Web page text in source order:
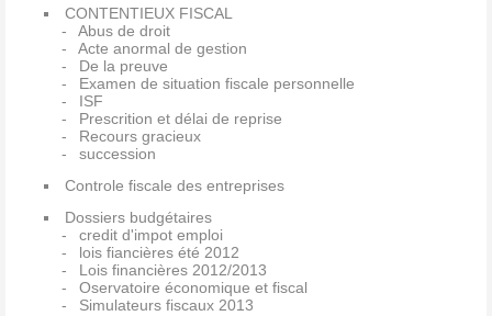
CONTENTIEUX FISCAL
Abus de droit
Acte anormal de gestion
De la preuve
Examen de situation fiscale personnelle
ISF
Prescrition et délai de reprise
Recours gracieux
succession
Controle fiscale des entreprises
Dossiers budgétaires
credit d'impot emploi
lois fiancières été 2012
Lois financières 2012/2013
Oservatoire économique et fiscal
Simulateurs fiscaux 2013